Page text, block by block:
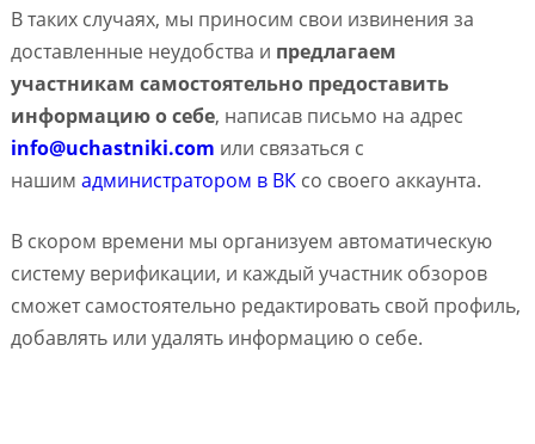
В таких случаях, мы приносим свои извинения за
доставленные неудобства и предлагаем
участникам самостоятельно предоставить
информацию о себе, написав письмо на адрес
info@uchastniki.com или связаться с
нашим администратором в ВКсо своего аккаунта.
В скором времени мы организуем автоматическую
систему верификации, и каждый участник обзоров
сможет самостоятельно редактировать свой профиль,
добавлять или удалять информацию о себе.